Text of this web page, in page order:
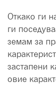
Откако ги
ги
земам за
застапени
овие